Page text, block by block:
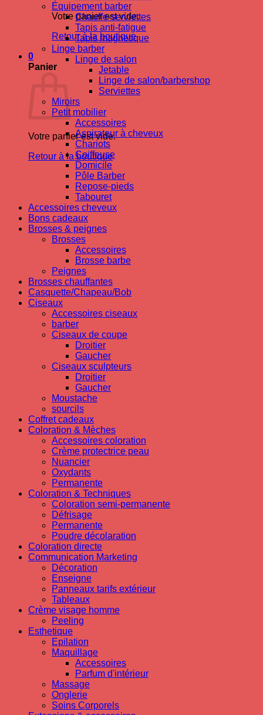
Votre panier est vide.
Retour à la boutique
0
Panier
Votre panier est vide.
Retour à la boutique
Équipement barber
Chauffe-serviettes
Tapis anti-fatigue
Tapis magnetique
Linge barber
Linge de salon
Jetable
Linge de salon/barbershop
Serviettes
Miroirs
Petit mobilier
Accessoires
Aspirateur à cheveux
Chariots
Coiffeuse
Domicile
Pôle Barber
Repose-pieds
Tabouret
Accessoires cheveux
Bons cadeaux
Brosses & peignes
Brosses
Accessoires
Brosse barbe
Peignes
Brosses chauffantes
Casquette/Chapeau/Bob
Ciseaux
Accessoires ciseaux
barber
Ciseaux de coupe
Droitier
Gaucher
Ciseaux sculpteurs
Droitier
Gaucher
Moustache
sourcils
Coffret cadeaux
Coloration & Mèches
Accessoires coloration
Crème protectrice peau
Nuancier
Oxydants
Permanente
Coloration & Techniques
Coloration semi-permanente
Défrisage
Permanente
Poudre décolaration
Coloration directe
Communication Marketing
Décoration
Enseigne
Panneaux tarifs extérieur
Tableaux
Crème visage homme
Peeling
Esthetique
Epilation
Maquillage
Accessoires
Parfum d'intérieur
Massage
Onglerie
Soins Corporels